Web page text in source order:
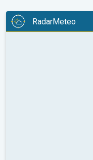
RadarMeteo